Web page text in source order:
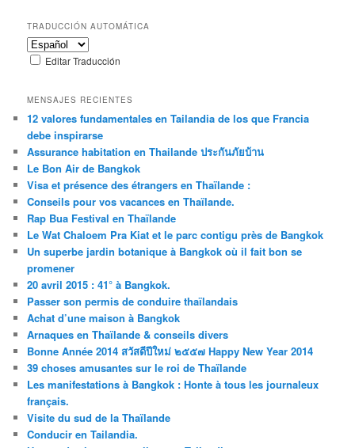
TRADUCCIÓN AUTOMÁTICA
Editar Traducción
MENSAJES RECIENTES
12 valores fundamentales en Tailandia de los que Francia
debe inspirarse
Assurance habitation en Thailande ประกันภัยบ้าน
Le Bon Air de Bangkok
Visa et présence des étrangers en Thaïlande :
Conseils pour vos vacances en Thaïlande.
Rap Bua Festival en Thaïlande
Le Wat Chaloem Pra Kiat et le parc contigu près de Bangkok
Un superbe jardin botanique à Bangkok où il fait bon se
promener
20 avril 2015 : 41° à Bangkok.
Passer son permis de conduire thaïlandais
Achat d’une maison à Bangkok
Arnaques en Thaïlande & conseils divers
Bonne Année 2014 สวัสดีปีใหม่ ๒๕๕๗ Happy New Year 2014
39 choses amusantes sur le roi de Thaïlande
Les manifestations à Bangkok : Honte à tous les journaleux
français.
Visite du sud de la Thaïlande
Conducir en Tailandia.